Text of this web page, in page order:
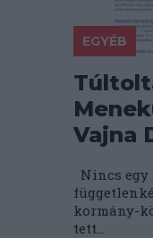
EGYÉB
Vajna
Nincs egy
kormány-
tett...